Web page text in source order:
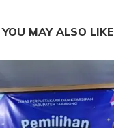
YOU MAY ALSO LIKE